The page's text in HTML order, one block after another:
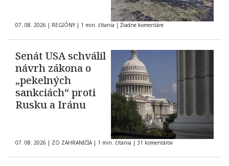
07. 08. 2026 | REGIÓNY | 1 min. čítania | Žiadne komentáre
Senát USA schválil
návrh zákona o
„pekelných
sankciách“ proti
Rusku a Iránu
07. 08. 2026 | ZO ZAHRANIČIA | 1 min. čítania | 31 komentárov